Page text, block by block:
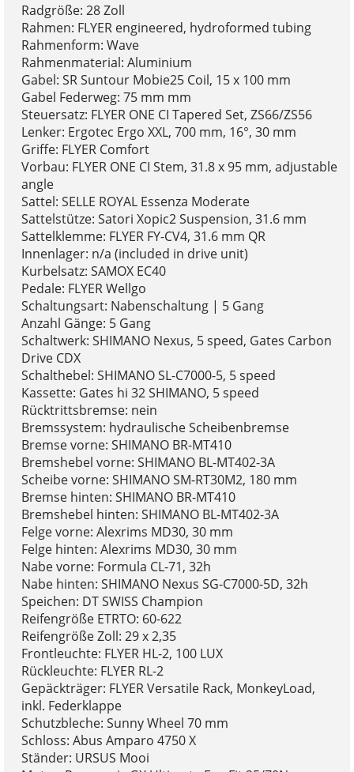
Radgröße: 28 Zoll
Rahmen: FLYER engineered, hydroformed tubing
Rahmenform: Wave
Rahmenmaterial: Aluminium
Gabel: SR Suntour Mobie25 Coil, 15 x 100 mm
Gabel Federweg: 75 mm mm
Steuersatz: FLYER ONE CI Tapered Set, ZS66/ZS56
Lenker: Ergotec Ergo XXL, 700 mm, 16°, 30 mm
Griffe: FLYER Comfort
Vorbau: FLYER ONE CI Stem, 31.8 x 95 mm, adjustable
angle
Sattel: SELLE ROYAL Essenza Moderate
Sattelstütze: Satori Xopic2 Suspension, 31.6 mm
Sattelklemme: FLYER FY-CV4, 31.6 mm QR
Innenlager: n/a (included in drive unit)
Kurbelsatz: SAMOX EC40
Pedale: FLYER Wellgo
Schaltungsart: Nabenschaltung | 5 Gang
Anzahl Gänge: 5 Gang
Schaltwerk: SHIMANO Nexus, 5 speed, Gates Carbon
Drive CDX
Schalthebel: SHIMANO SL-C7000-5, 5 speed
Kassette: Gates hi 32 SHIMANO, 5 speed
Rücktrittsbremse: nein
Bremssystem: hydraulische Scheibenbremse
Bremse vorne: SHIMANO BR-MT410
Bremshebel vorne: SHIMANO BL-MT402-3A
Scheibe vorne: SHIMANO SM-RT30M2, 180 mm
Bremse hinten: SHIMANO BR-MT410
Bremshebel hinten: SHIMANO BL-MT402-3A
Felge vorne: Alexrims MD30, 30 mm
Felge hinten: Alexrims MD30, 30 mm
Nabe vorne: Formula CL-71, 32h
Nabe hinten: SHIMANO Nexus SG-C7000-5D, 32h
Speichen: DT SWISS Champion
Reifengröße ETRTO: 60-622
Reifengröße Zoll: 29 x 2,35
Frontleuchte: FLYER HL-2, 100 LUX
Rückleuchte: FLYER RL-2
Gepäckträger: FLYER Versatile Rack, MonkeyLoad,
inkl. Federklappe
Schutzbleche: Sunny Wheel 70 mm
Schloss: Abus Amparo 4750 X
Ständer: URSUS Mooi